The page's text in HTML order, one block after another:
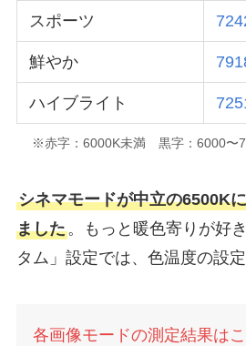
スポーツ
鮮やか
ハイブライト
※赤字：6000K未満 黒字：6000〜
シネマモードが中立の6500K
ました。もっと暖色寄りが好
タム」設定では、色温度の設定
各画像モードの測定結果は